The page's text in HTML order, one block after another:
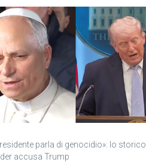
parla di genocidio»: lo storico
accusa Trump